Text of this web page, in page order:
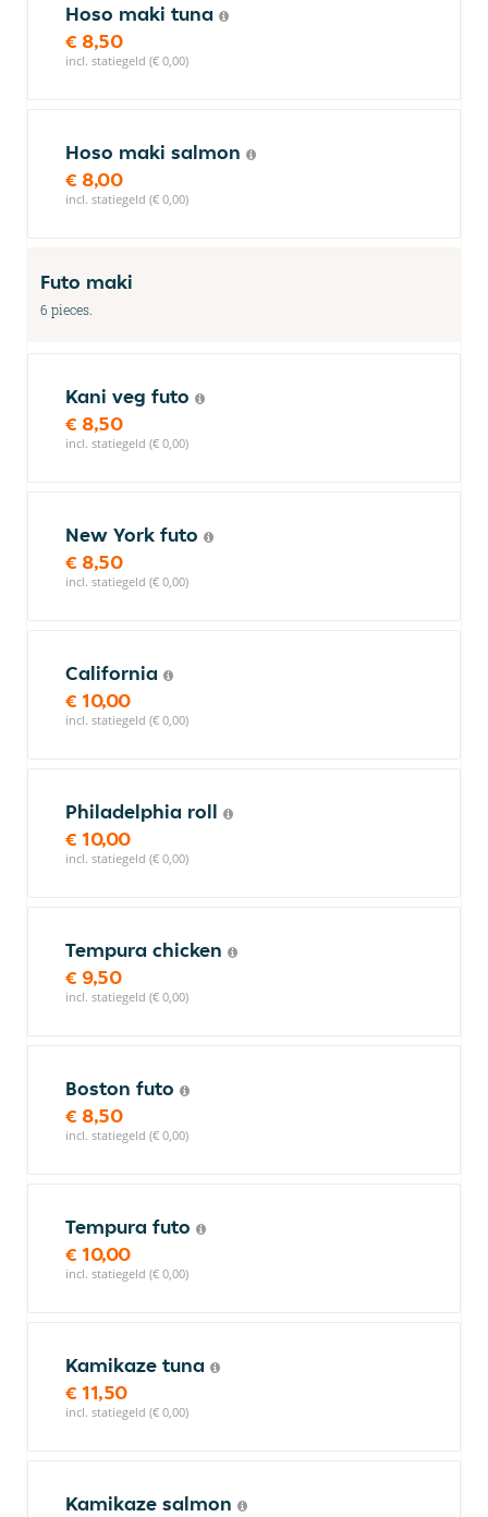
Hoso maki tuna
€ 8,50
incl. statiegeld (€ 0,00)
Hoso maki salmon
€ 8,00
incl. statiegeld (€ 0,00)
Futo maki
6 pieces.
Kani veg futo
€ 8,50
incl. statiegeld (€ 0,00)
New York futo
€ 8,50
incl. statiegeld (€ 0,00)
California
€ 10,00
incl. statiegeld (€ 0,00)
Philadelphia roll
€ 10,00
incl. statiegeld (€ 0,00)
Tempura chicken
€ 9,50
incl. statiegeld (€ 0,00)
Boston futo
€ 8,50
incl. statiegeld (€ 0,00)
Tempura futo
€ 10,00
incl. statiegeld (€ 0,00)
Kamikaze tuna
€ 11,50
incl. statiegeld (€ 0,00)
Kamikaze salmon